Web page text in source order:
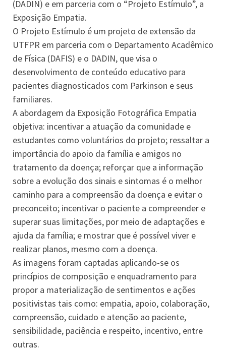
(DADIN) e em parceria com o “Projeto Estímulo”, a
Exposição Empatia.
O Projeto Estímulo é um projeto de extensão da
UTFPR em parceria com o Departamento Acadêmico
de Física (DAFIS) e o DADIN, que visa o
desenvolvimento de conteúdo educativo para
pacientes diagnosticados com Parkinson e seus
familiares.
A abordagem da Exposição Fotográfica Empatia
objetiva: incentivar a atuação da comunidade e
estudantes como voluntários do projeto; ressaltar a
importância do apoio da família e amigos no
tratamento da doença; reforçar que a informação
sobre a evolução dos sinais e sintomas é o melhor
caminho para a compreensão da doença e evitar o
preconceito; incentivar o paciente a compreender e
superar suas limitações, por meio de adaptações e
ajuda da família; e mostrar que é possível viver e
realizar planos, mesmo com a doença.
As imagens foram captadas aplicando-se os
princípios de composição e enquadramento para
propor a materialização de sentimentos e ações
positivistas tais como: empatia, apoio, colaboração,
compreensão, cuidado e atenção ao paciente,
sensibilidade, paciência e respeito, incentivo, entre
outras.